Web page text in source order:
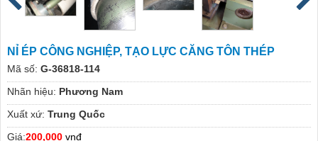
NỈ ÉP CÔNG NGHIỆP, TẠO LỰC CĂNG TÔN THÉP
Mã số: G-36818-114
Nhãn hiệu: Phương Nam
Xuất xứ: Trung Quốc
Giá:200,000 vnđ